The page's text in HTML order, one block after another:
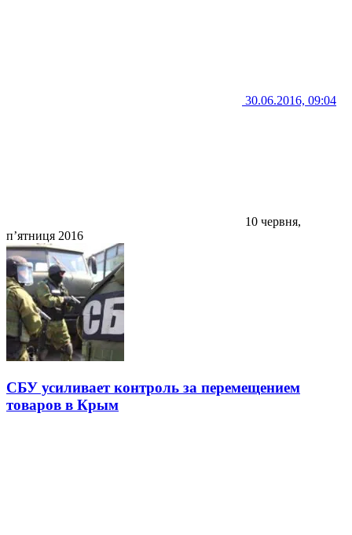
30.06.2016, 09:04
10 червня,
п’ятниця 2016
СБУ усиливает контроль за перемещением
товаров в Крым